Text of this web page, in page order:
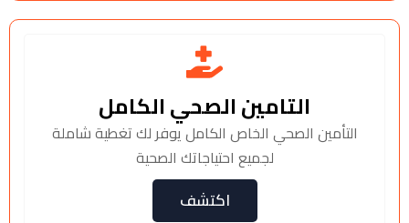
التامين الصحي الكامل
التأمين الصحي الخاص الكامل يوفر لك تغطية شاملة
لجميع احتياجاتك الصحية
اكتشف